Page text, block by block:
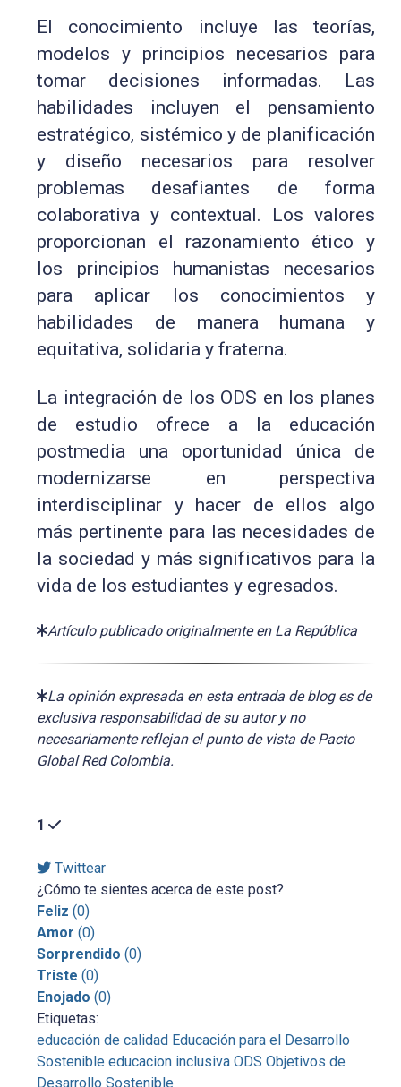
El conocimiento incluye las teorías,
modelos y principios necesarios para
tomar decisiones informadas. Las
habilidades incluyen el pensamiento
estratégico, sistémico y de planificación
y diseño necesarios para resolver
problemas desafiantes de forma
colaborativa y contextual. Los valores
proporcionan el razonamiento ético y
los principios humanistas necesarios
para aplicar los conocimientos y
habilidades de manera humana y
equitativa, solidaria y fraterna.
La integración de los ODS en los planes
de estudio ofrece a la educación
postmedia una oportunidad única de
modernizarse en perspectiva
interdisciplinar y hacer de ellos algo
más pertinente para las necesidades de
la sociedad y más significativos para la
vida de los estudiantes y egresados.
Artículo publicado originalmente en La República
La opinión expresada en esta entrada de blog es de
exclusiva responsabilidad de su autor y no
necesariamente reflejan el punto de vista de Pacto
Global Red Colombia.
1
Twittear
¿Cómo te sientes acerca de este post?
Feliz (0)
Amor (0)
Sorprendido (0)
Triste (0)
Enojado (0)
Etiquetas:
educación de calidad Educación para el Desarrollo
Sostenible educacion inclusiva ODS Objetivos de
Desarrollo Sostenible